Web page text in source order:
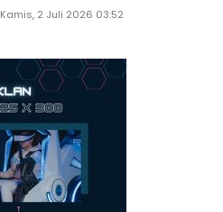
Kamis, 2 Juli 2026 03:52